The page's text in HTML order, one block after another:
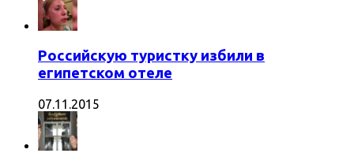
Российскую туристку избили в
египетском отеле
07.11.2015